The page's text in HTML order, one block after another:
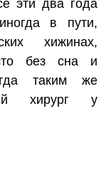
эти два года
в пути,
хижинах,
без сна и
таким же
хирург у